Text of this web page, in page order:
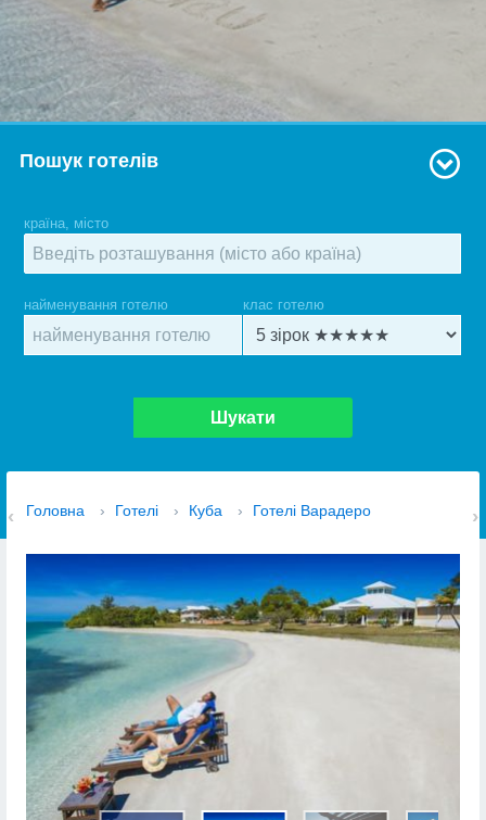
Пошук готелів
країна, місто
найменування готелю клас готелю
Шукати
Головна › Готелі › Куба › Готелі Варадеро